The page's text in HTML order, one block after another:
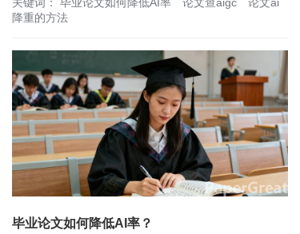
降重的方法
毕业论文如何降低AI率？